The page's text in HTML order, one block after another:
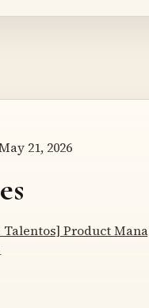
21, 2026
Talentos] Product